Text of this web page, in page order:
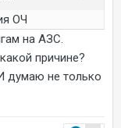
ОЧ
на АЗС.
причине?
думаю не только